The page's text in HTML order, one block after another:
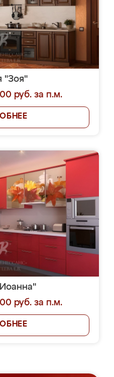
"Зоя"
руб. за п.м.
руб. за п.м.